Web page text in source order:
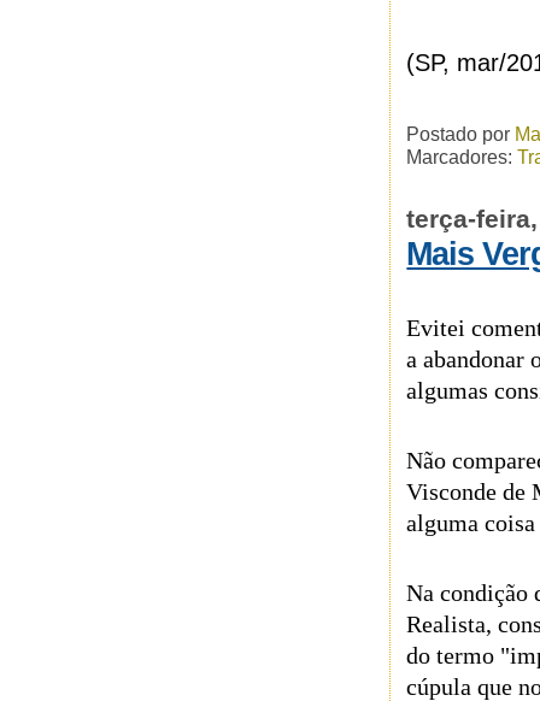
(SP, mar/
Postado por
Marcadores:
terça-
Mais
Evitei
a abandonar
algumas
Não
Visconde de
alguma
Na condição
Realista,
do termo
cúpula que